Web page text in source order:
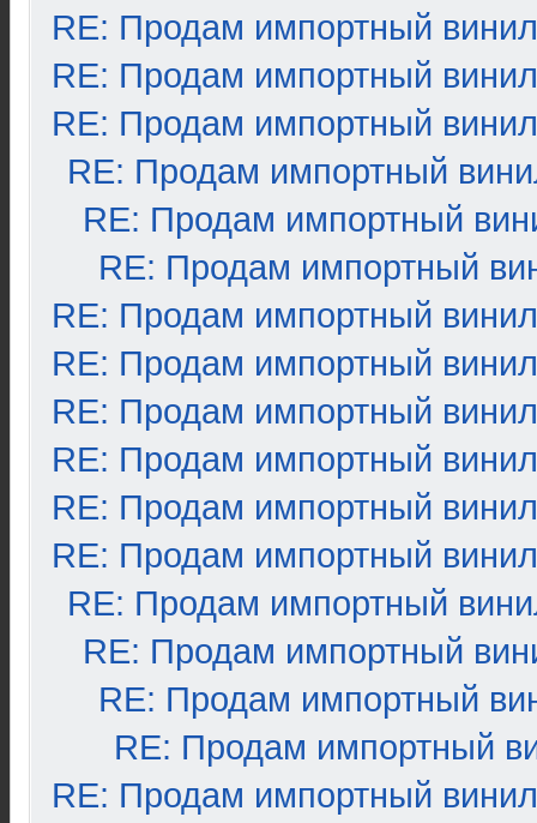
RE: Продам импортный винил
RE: Продам импортный винил
RE: Продам импортный винил
RE: Продам импортный
RE: Продам импортный
RE: Продам импортный
RE: Продам импортный винил
RE: Продам импортный винил
RE: Продам импортный винил
RE: Продам импортный винил
RE: Продам импортный винил
RE: Продам импортный винил
RE: Продам импортный
RE: Продам импортный
RE: Продам импортный
RE: Продам импортный
RE: Продам импортный винил